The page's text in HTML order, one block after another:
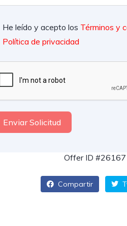
He leído y acepto los Términos y
Política de privacidad
Enviar Solicitud
Offer ID #26167
Compartir